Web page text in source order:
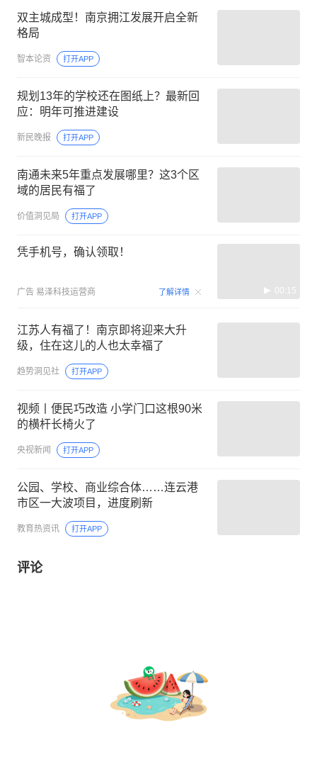
双主城成型！南京拥江发展开启全新
格局
智本论资 打开APP
规划13年的学校还在图纸上？最新回
应：明年可推进建设
新民晚报 打开APP
南通未来5年重点发展哪里？这3个区
域的居民有福了
价值洞见局 打开APP
凭手机号，确认领取！
广告 易泽科技运营商 了解详情 00:15
江苏人有福了！南京即将迎来大升
级，住在这儿的人也太幸福了
趋势洞见社 打开APP
视频丨便民巧改造 小学门口这根90米
的横杆长椅火了
央视新闻 打开APP
公园、学校、商业综合体……连云港
市区一大波项目，进度刷新
教育热资讯 打开APP
评论